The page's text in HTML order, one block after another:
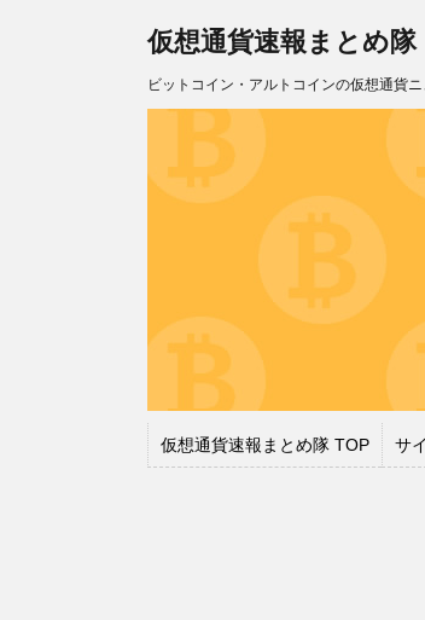
仮想通貨速報まとめ隊
ビットコイン・アルトコインの仮想通貨
仮想通貨速報まとめ隊 TOP サ